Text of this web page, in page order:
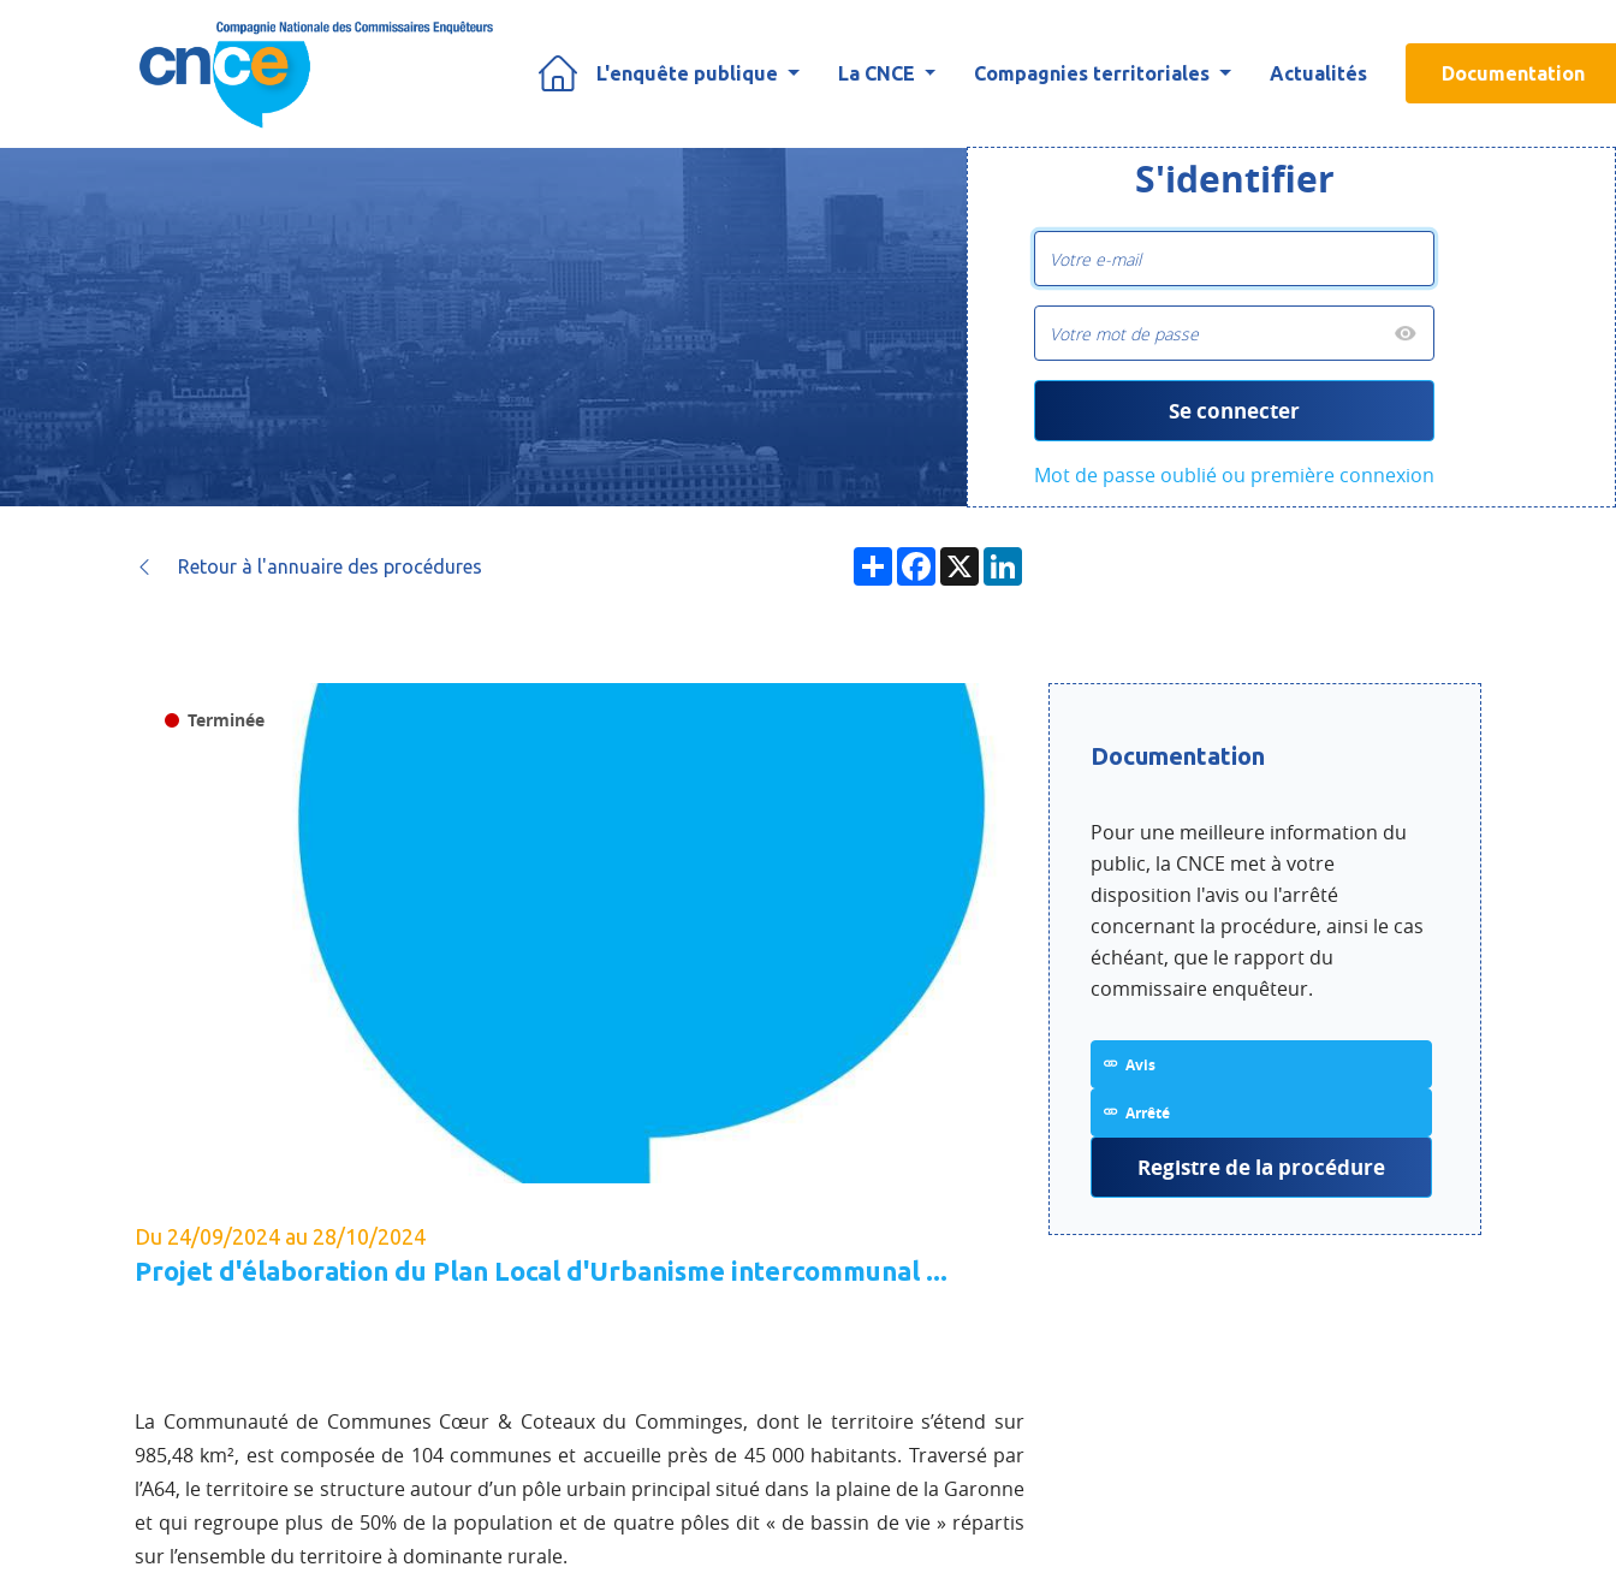
L'enquête publique La CNCE Compagnies territoriales Actualités Documentation
S'identifier
Se connecter
Mot de passe oublié ou première connexion
Retour à l'annuaire des procédures PartagerFacebook
X
Terminée
Du 24/09/2024 au 28/10/2024
Projet d'élaboration du Plan Local d'Urbanisme intercommunal ...
La Communauté de Communes Cœur & Coteaux du Comminges, dont le territoire s’étend sur
985,48 km², est composée de 104 communes et accueille près de 45 000 habitants. Traversé par
l’A64, le territoire se structure autour d’un pôle urbain principal situé dans la plaine de la Garonne
et qui regroupe plus de 50% de la population et de quatre pôles dit « de bassin de vie » répartis
sur l’ensemble du territoire à dominante rurale.
Documentation
Pour une meilleure information du
public, la CNCE met à votre
disposition l'avis ou l'arrêté
concernant la procédure, ainsi le cas
échéant, que le rapport du
commissaire enquêteur.
Avis
Arrêté
Registre de la procédure